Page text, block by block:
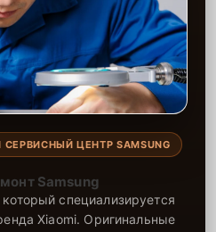
ЦЕНТР SAMSUNG
Samsung
специализируется
Xiaomi. Оригинальные